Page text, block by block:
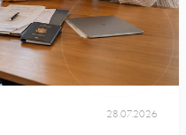
28.07.2026